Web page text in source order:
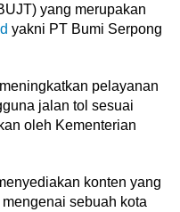
yang merupakan
yakni PT Bumi Serpong
pelayanan
jalan tol sesuai
oleh Kementerian
konten yang
sebuah kota